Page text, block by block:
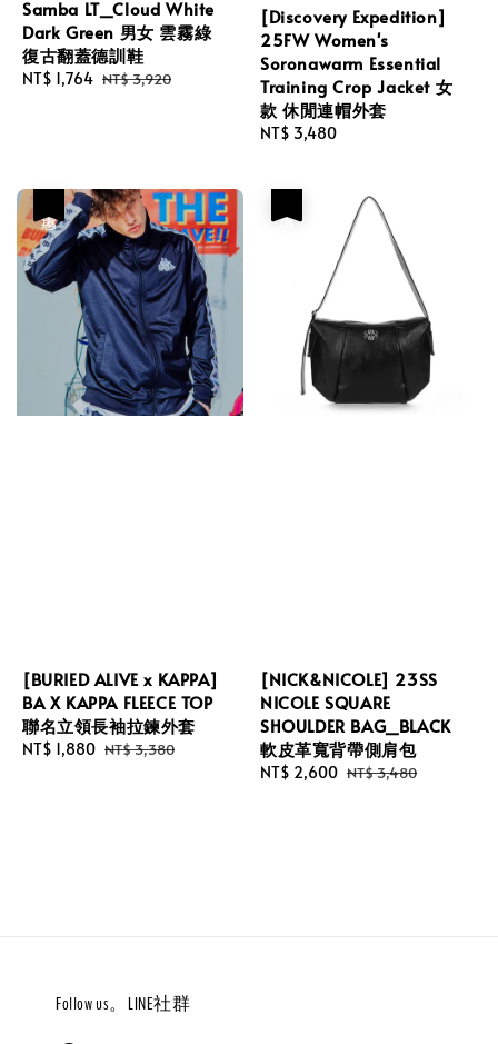
Samba LT_Cloud White
Dark Green 男女 雲霧綠
復古翻蓋德訓鞋
Sale
NT$ 1,764 Regular
NT$ 3,920
[Discovery Expedition]
25FW Women's
Soronawarm Essential
Training Crop Jacket 女
款 休閒連帽外套
Regular
NT$ 3,480
[BURIED ALIVE x KAPPA]
BA X KAPPA FLEECE TOP
聯名立領長袖拉鍊外套
Sale
NT$ 1,880 Regular
NT$ 3,380
[NICK&NICOLE] 23SS
NICOLE SQUARE
SHOULDER BAG_BLACK
軟皮革寬背帶側肩包
Sale
NT$ 2,600 Regular
NT$ 3,480
Follow us。LINE社群